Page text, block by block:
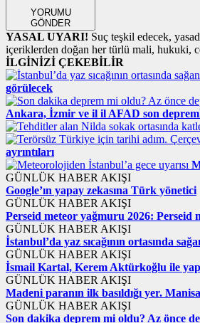
YORUMU
GÖNDER
YASAL UYARI! Suç teşkil edecek,
içeriklerden doğan her türlü mali, hukuki,
İLGİNİZİ ÇEKEBİLİR
görülecek
Ankara, İzmir ve il il AFAD son
ayrıntıları
GÜNLÜK HABER AKIŞI
Google’ın yapay zekasına Türk yönetici
GÜNLÜK HABER AKIŞI
Perseid meteor yağmuru 2026: Perseid
GÜNLÜK HABER AKIŞI
İstanbul’da yaz sıcağının ortasında
GÜNLÜK HABER AKIŞI
İsmail Kartal, Kerem Aktürkoğlu ile
GÜNLÜK HABER AKIŞI
Madeni paranın ilk basıldığı yer.
GÜNLÜK HABER AKIŞI
Son dakika deprem mi oldu? Az önce